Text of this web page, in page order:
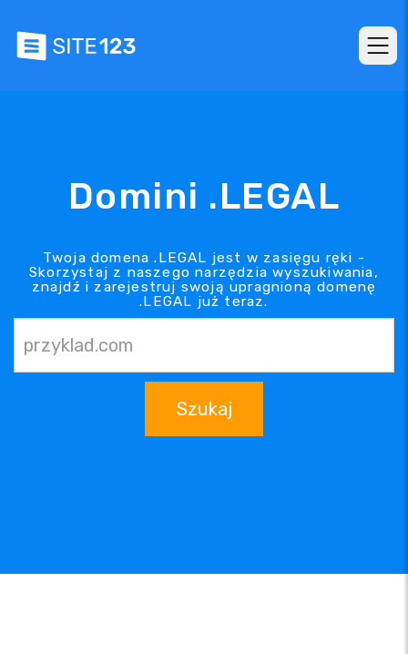
Domini .LEGAL
Twoja domena .LEGAL jest w zasięgu ręki -
Skorzystaj z naszego narzędzia wyszukiwania,
znajdź i zarejestruj swoją upragnioną domenę
.LEGAL już teraz.
Szukaj